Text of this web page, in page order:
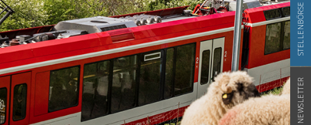
STELLENBÖRSE
NEWSLETTER